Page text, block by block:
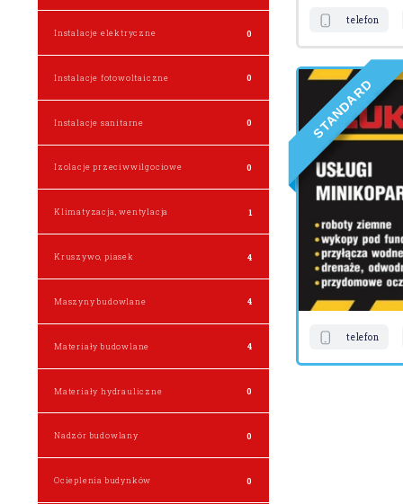
Instalacje elektryczne 0
Instalacje fotowoltaiczne 0
Instalacje sanitarne 0
Izolacje przeciwwilgociowe 0
Klimatyzacja, wentylacja 1
Kruszywo, piasek 4
Maszyny budowlane 4
Materiały budowlane 4
Materiały hydrauliczne 0
Nadzór budowlany 0
Ocieplenia budynków 0
telefon
S
T
ANDAR
D
telefon